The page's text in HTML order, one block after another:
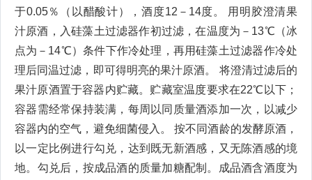
于0.05％（以醋酸计），酒度12－14度。 用明胶澄清果
汁原酒，入硅藻土过滤器作初过滤，在温度为－13℃（冰
点为－14℃）条件下作冷处理，再用硅藻土过滤器作冷处
理后同温过滤，即可得明亮的果汁原酒。 将澄清过滤后的
果汁原酒置于容器内贮藏。贮藏室温度要求在22℃以下；
容器需经常保持装满，每周以同质量酒添加一次，以减少
容器内的空气，避免细菌侵入。 按不同酒龄的发酵原酒，
以一定比例进行勾兑，达到既无新酒感，又无陈酒感的境
地。勾兑后，按成品酒的质量加糖配制。成品酒含酒度为